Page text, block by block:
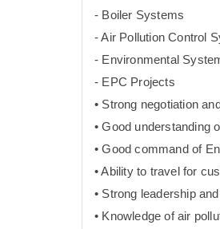
- Boiler Systems
- Air Pollution Control
- Environmental
- EPC Projects
• Strong negotiation
• Good understanding
• Good command of
• Ability to travel for
• Strong leadership
• Knowledge of air